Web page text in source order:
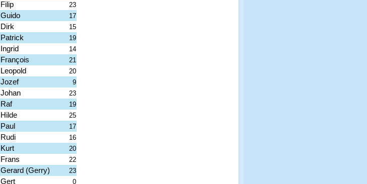
Filip 23
Guido 17
Dirk 15
Patrick 19
Ingrid 14
François 21
Leopold 20
Jozef 9
Johan 23
Raf 19
Hilde 25
Paul 17
Rudi 16
Kurt 20
Frans 22
Gerard (Gerry) 23
Gert 0